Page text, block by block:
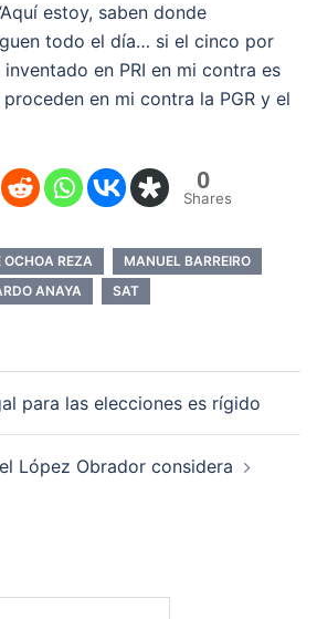
estoy, saben donde
todo el día… si el cinco por
en PRI en mi contra es
en mi contra la PGR y el
0
Shares
OCHOA REZA
MANUEL BARREIRO
ANAYA SAT
para las elecciones es rígido
López Obrador considera